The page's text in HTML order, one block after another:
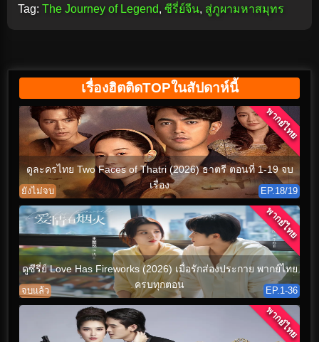
Tag: The Journey of Legend, ซีรี่ย์จีน, สู่ภูผามหาสมุทร
เรื่องฮิตติดTOPในสัปดาห์นี้
ดูละครไทย Two Faces of Thatri (2026) ธาตรี ตอนที่ 1-19 จบ
เรื่อง
ยังไม่จบ EP.18/19
พากย์ไทย
ดูซีรี่ย์ Love Has Fireworks (2026) เมื่อรักส่องประกาย พากย์ไทย
ครบทุกตอน
จบแล้ว EP.1-36
พากย์ไทย
พากย์ไทย